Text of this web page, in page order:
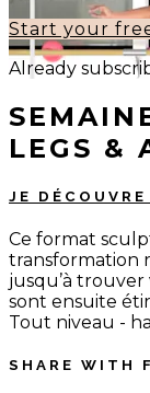
Start your
Already
LEGS &
JE
Ce format
transformation
jusqu’à
sont ensuite
Tout niveau -
SHARE WITH